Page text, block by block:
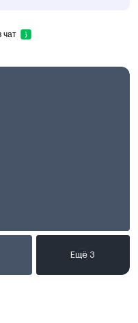
Написать в чат